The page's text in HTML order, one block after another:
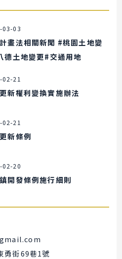
03-03
畫法相關新聞 #桃園土地變
德土地變更#交通用地
02-21
新權利變換實施辦法
02-21
新條例
02-20
開發條例施行細則
勇街69巷1號